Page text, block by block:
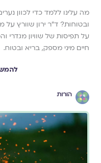
מה עלינו ללמד כדי לכוון
ובטוחות? ד"ר ירון שוורץ על
על תפיסות של שוויון מגדרי
חיים מיני מספק, בריא ובטוח.
הורות